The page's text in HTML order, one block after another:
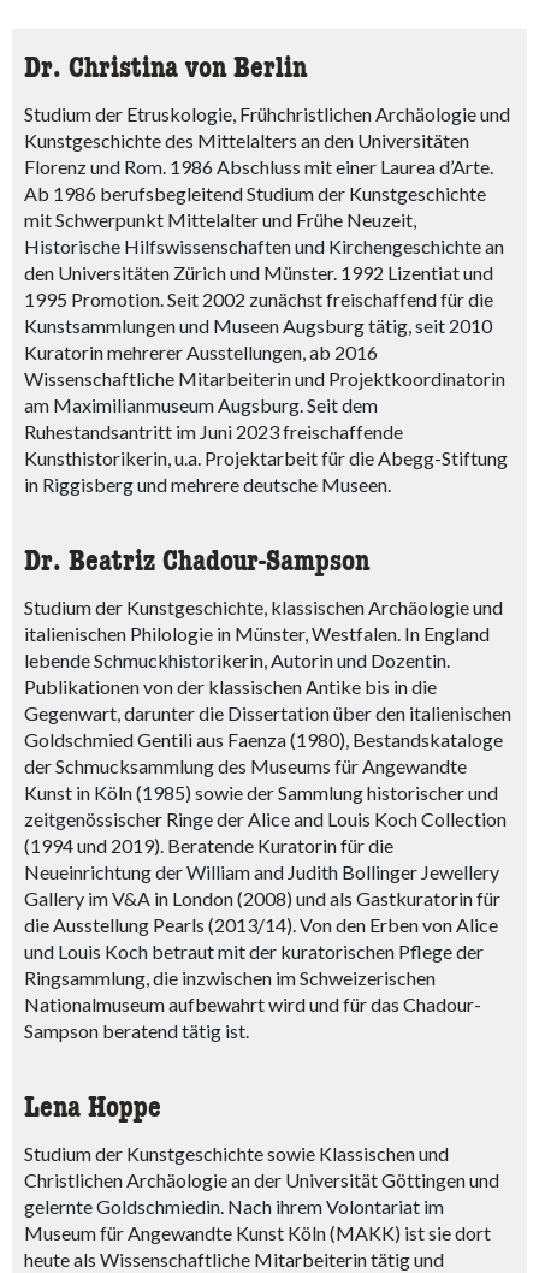
Dr. Christina von Berlin
Studium der Etruskologie, Frühchristlichen Archäologie und
Kunstgeschichte des Mittelalters an den Universitäten
Florenz und Rom. 1986 Abschluss mit einer Laurea d’Arte.
Ab 1986 berufsbegleitend Studium der Kunstgeschichte
mit Schwerpunkt Mittelalter und Frühe Neuzeit,
Historische Hilfswissenschaften und Kirchengeschichte an
den Universitäten Zürich und Münster. 1992 Lizentiat und
1995 Promotion. Seit 2002 zunächst freischaffend für die
Kunstsammlungen und Museen Augsburg tätig, seit 2010
Kuratorin mehrerer Ausstellungen, ab 2016
Wissenschaftliche Mitarbeiterin und Projektkoordinatorin
am Maximilianmuseum Augsburg. Seit dem
Ruhestandsantritt im Juni 2023 freischaffende
Kunsthistorikerin, u.a. Projektarbeit für die Abegg-Stiftung
in Riggisberg und mehrere deutsche Museen.
Dr. Beatriz Chadour-Sampson
Studium der Kunstgeschichte, klassischen Archäologie und
italienischen Philologie in Münster, Westfalen. In England
lebende Schmuckhistorikerin, Autorin und Dozentin.
Publikationen von der klassischen Antike bis in die
Gegenwart, darunter die Dissertation über den italienischen
Goldschmied Gentili aus Faenza (1980), Bestandskataloge
der Schmucksammlung des Museums für Angewandte
Kunst in Köln (1985) sowie der Sammlung historischer und
zeitgenössischer Ringe der Alice and Louis Koch Collection
(1994 und 2019). Beratende Kuratorin für die
Neueinrichtung der William and Judith Bollinger Jewellery
Gallery im V&A in London (2008) und als Gastkuratorin für
die Ausstellung Pearls (2013/14). Von den Erben von Alice
und Louis Koch betraut mit der kuratorischen Pflege der
Ringsammlung, die inzwischen im Schweizerischen
Nationalmuseum aufbewahrt wird und für das Chadour-
Sampson beratend tätig ist.
Lena Hoppe
Studium der Kunstgeschichte sowie Klassischen und
Christlichen Archäologie an der Universität Göttingen und
gelernte Goldschmiedin. Nach ihrem Volontariat im
Museum für Angewandte Kunst Köln (MAKK) ist sie dort
heute als Wissenschaftliche Mitarbeiterin tätig und